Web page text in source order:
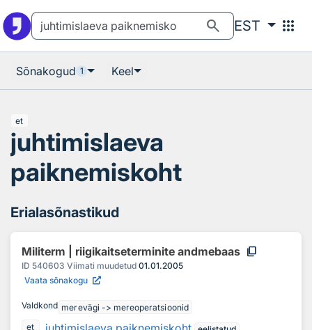
search EST apps
Sõnakogud 1 Keel
et
juhtimislaeva
paiknemiskoht
Erialasõnastikud
Militerm | riigikaitseterminite andmebaas content_copy
ID 540603 Viimati muudetud 01.01.2005
Vaata sõnakogu
Valdkond merevägi -> mereoperatsioonid
et